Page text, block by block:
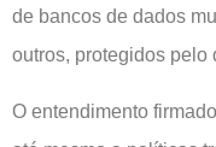
de bancos de dados
outros, protegidos pelo
O entendimento